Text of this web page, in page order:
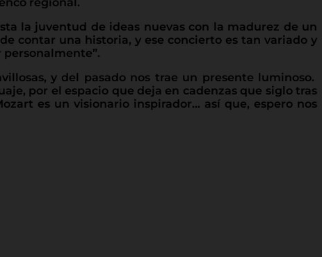
la juventud de ideas nuevas con la madurez de un
contar una historia, y ese concierto es tan variado y
y del pasado nos trae un presente luminoso.
por el espacio que deja en cadenzas que siglo tras
es un visionario inspirador… así que, espero nos